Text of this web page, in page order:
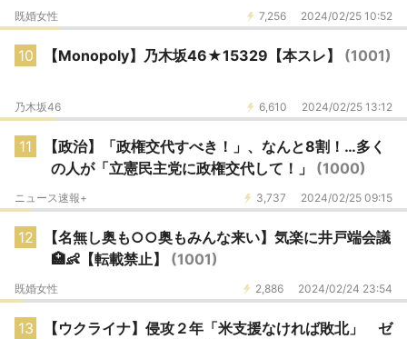
7,256 2024/02/25 10:52
既婚女性
10 【Monopoly】乃木坂46★15329【本スレ】 (1001)
6,610 2024/02/25 13:12
乃木坂46
11
【政治】「政権交代すべき！」、なんと8割！…多く
の人が「立憲民主党に政権交代して！」 (1000)
3,737 2024/02/25 09:15
ニュース速報+
12
【名無し奥も○○奥もみんな来い】気楽に井戸端会議
🏥👶【転載禁止】 (1001)
2,886 2024/02/24 23:54
既婚女性
13
【ウクライナ】侵攻２年「米支援なければ敗北」 ゼ